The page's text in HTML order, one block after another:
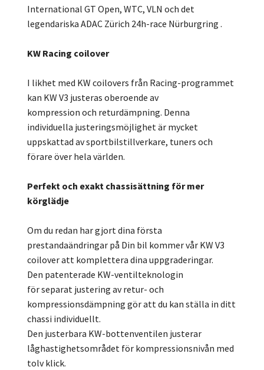
International GT Open, WTC, VLN och det
legendariska ADAC Zürich 24h-race Nürburgring .
KW Racing coilover
I likhet med KW coilovers från Racing-programmet
kan KW V3 justeras oberoende av
kompression och returdämpning. Denna
individuella justeringsmöjlighet är mycket
uppskattad av sportbilstillverkare, tuners och
förare över hela världen.
Perfekt och exakt chassisättning för mer
körglädje
Om du redan har gjort dina första
prestandaändringar på Din bil kommer vår KW V3
coilover att komplettera dina uppgraderingar.
Den patenterade KW-ventilteknologin
för separat justering av retur- och
kompressionsdämpning gör att du kan ställa in ditt
chassi individuellt.
Den justerbara KW-bottenventilen justerar
låghastighetsområdet för kompressionsnivån med
tolv klick.